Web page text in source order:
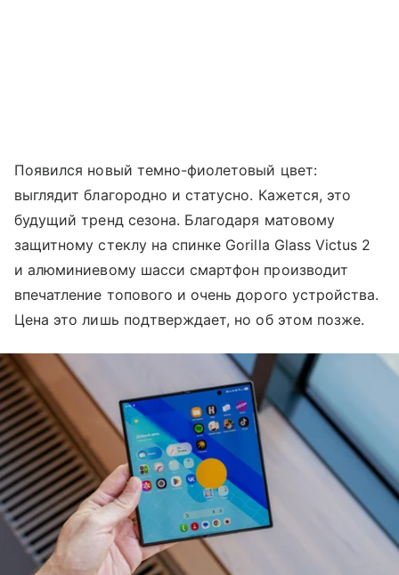
Появился новый темно-фиолетовый цвет:
выглядит благородно и статусно. Кажется, это
будущий тренд сезона. Благодаря матовому
защитному стеклу на спинке Gorilla Glass Victus 2
и алюминиевому шасси смартфон производит
впечатление топового и очень дорого устройства.
Цена это лишь подтверждает, но об этом позже.